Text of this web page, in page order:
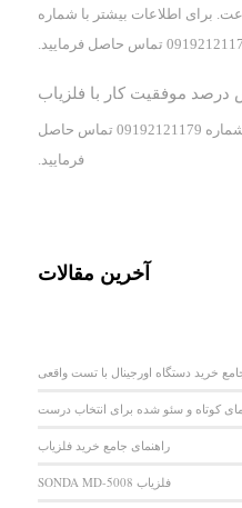
حداقل 8 ساعت. برای اطلاعات بیشتر با شماره
تماس حاصل فرمایید.
درصد موفقیت کار با فلزیاب
سلام بله برای مشاوره با شماره 09192121179 تماس حاصل
فرمایید.
آخرین مقالات
خرید دستگاه اورجینال با تست واقعی
کوتاه و سئو شده برای انتخاب درست
راهنمای جامع خرید فلزیاب
فلزیاب SONDA MD-5008